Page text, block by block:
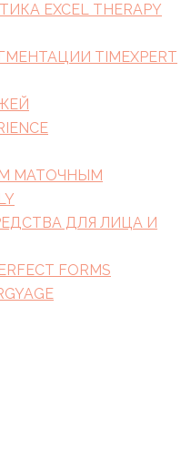
EXCEL THERAPY
TIMEXPERT
МАТОЧНЫМ
ДЛЯ ЛИЦА И
FORMS